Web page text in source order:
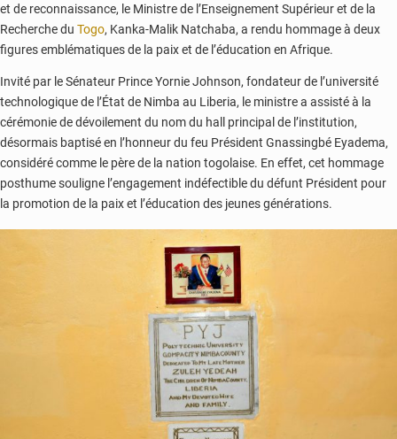
et de reconnaissance, le Ministre de l’Enseignement Supérieur et de la
Recherche du Togo, Kanka-Malik Natchaba, a rendu hommage à deux
figures emblématiques de la paix et de l’éducation en Afrique.
Invité par le Sénateur Prince Yornie Johnson, fondateur de l’université
technologique de l’État de Nimba au Liberia, le ministre a assisté à la
cérémonie de dévoilement du nom du hall principal de l’institution,
désormais baptisé en l’honneur du feu Président Gnassingbé Eyadema,
considéré comme le père de la nation togolaise. En effet, cet hommage
posthume souligne l’engagement indéfectible du défunt Président pour
la promotion de la paix et l’éducation des jeunes générations.